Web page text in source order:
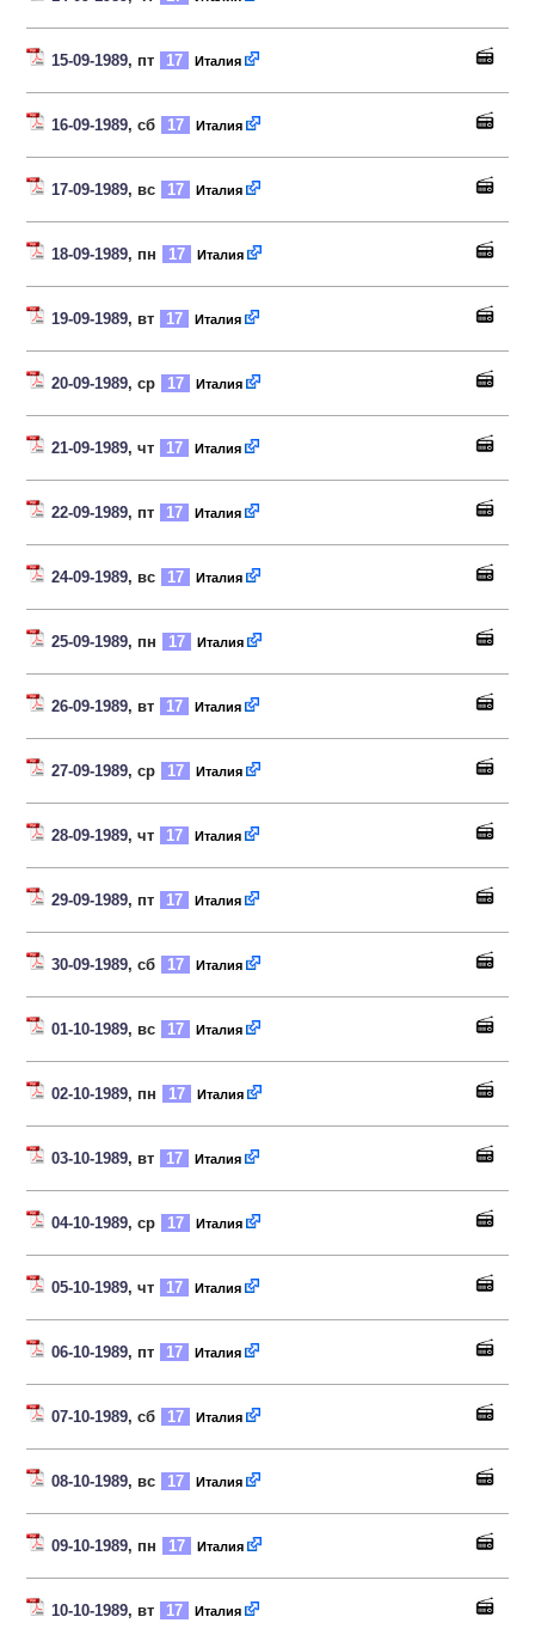
15-09-1989, пт 17 Италия
16-09-1989, сб 17 Италия
17-09-1989, вс 17 Италия
18-09-1989, пн 17 Италия
19-09-1989, вт 17 Италия
20-09-1989, ср 17 Италия
21-09-1989, чт 17 Италия
22-09-1989, пт 17 Италия
24-09-1989, вс 17 Италия
25-09-1989, пн 17 Италия
26-09-1989, вт 17 Италия
27-09-1989, ср 17 Италия
28-09-1989, чт 17 Италия
29-09-1989, пт 17 Италия
30-09-1989, сб 17 Италия
01-10-1989, вс 17 Италия
02-10-1989, пн 17 Италия
03-10-1989, вт 17 Италия
04-10-1989, ср 17 Италия
05-10-1989, чт 17 Италия
06-10-1989, пт 17 Италия
07-10-1989, сб 17 Италия
08-10-1989, вс 17 Италия
09-10-1989, пн 17 Италия
10-10-1989, вт 17 Италия